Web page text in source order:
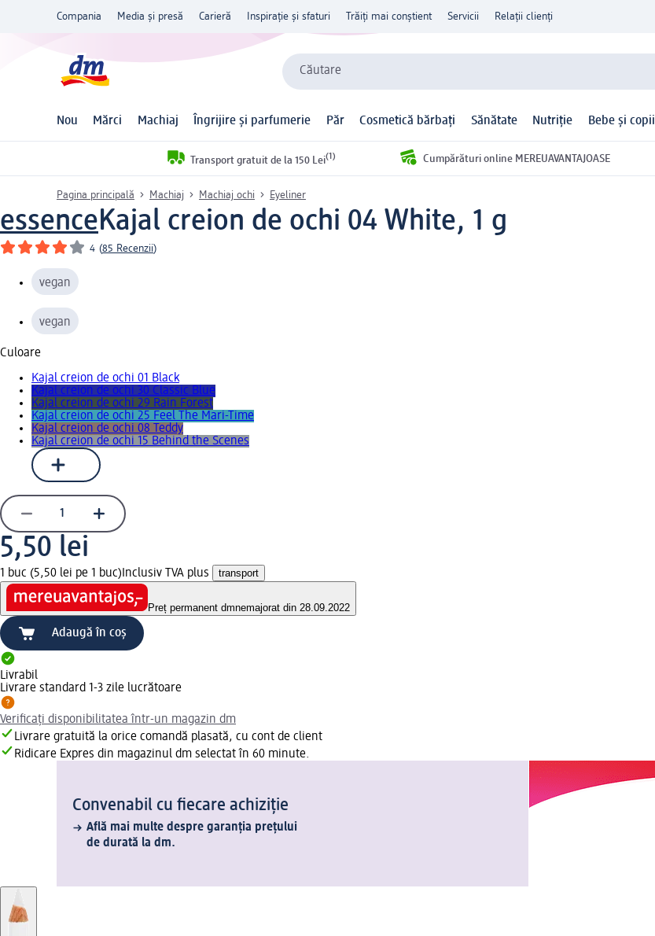
Compania Media și presă Carieră Inspirație și sfaturi Trăiți mai conștient Servicii Relații clienți
Căutare
Nou Mărci Machiaj Îngrijire și parfumerie Păr Cosmetică bărbați Sănătate Nutriție Bebe și copii
Transport gratuit de la 150 Lei(1) Cumpărături online MEREUAVANTAJOASE
Pagina principală Machiaj Machiaj ochi Eyeliner
essenceKajal creion de ochi 04 White, 1 g
4 (85 Recenzii)
vegan
vegan
Culoare
Kajal creion de ochi 01 Black
Kajal creion de ochi 30 Classic Blue
Kajal creion de ochi 29 Rain Forest
Kajal creion de ochi 25 Feel The Mari-Time
Kajal creion de ochi 08 Teddy
Kajal creion de ochi 15 Behind the Scenes
5,50 lei
1 buc (5,50 lei pe 1 buc) Inclusiv TVA plus transport
Preț permanent dmnemajorat din 28.09.2022
Adaugă în coș
Livrabil
Livrare standard 1-3 zile lucrătoare
Verificați disponibilitatea într-un magazin dm
Livrare gratuită la orice comandă plasată, cu cont de client
Ridicare Expres din magazinul dm selectat în 60 minute.
Convenabil cu fiecare achiziție
Află mai multe despre garanția prețului
de durată la dm.